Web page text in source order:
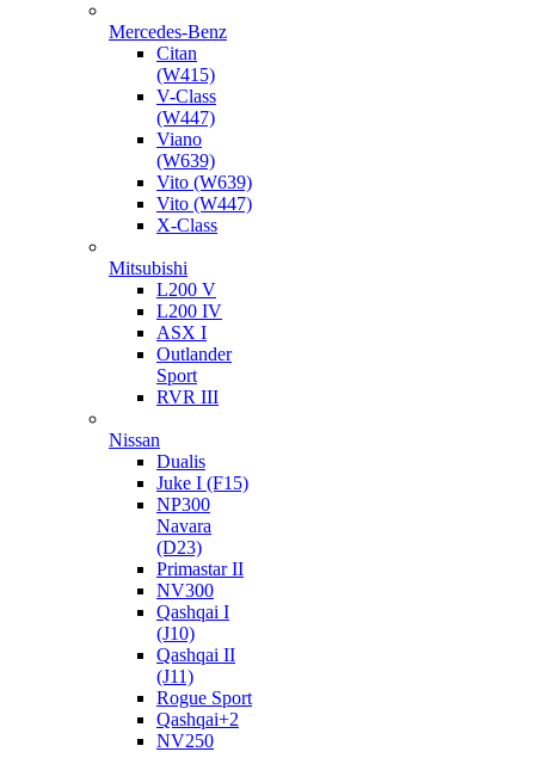
Mercedes-Benz
Citan
(W415)
V-Class
(W447)
Viano
(W639)
Vito (W639)
Vito (W447)
X-Class
Mitsubishi
L200 V
L200 IV
ASX I
Outlander
Sport
RVR III
Nissan
Dualis
Juke I (F15)
NP300
Navara
(D23)
Primastar II
NV300
Qashqai I
(J10)
Qashqai II
(J11)
Rogue Sport
Qashqai+2
NV250